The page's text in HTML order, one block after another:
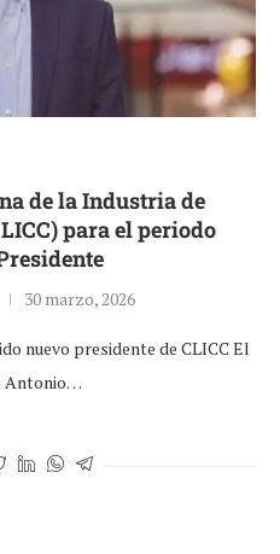
de la Industria de
para el periodo
30 marzo, 2026
nuevo presidente de CLICC El
Antonio…